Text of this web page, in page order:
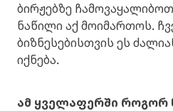
ბირჟებზე
ნაწილი აქ მოიმართოს.
ბიზნესებისთვის ეს
იქნება.
ამ ყველაფერში როგორ